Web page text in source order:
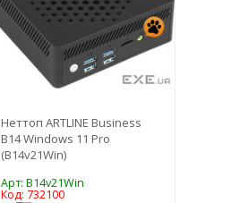
Неттоп ARTLINE Business
B14 Windows 11 Pro
(B14v21Win)
Арт: B14v21Win
Код: 732100